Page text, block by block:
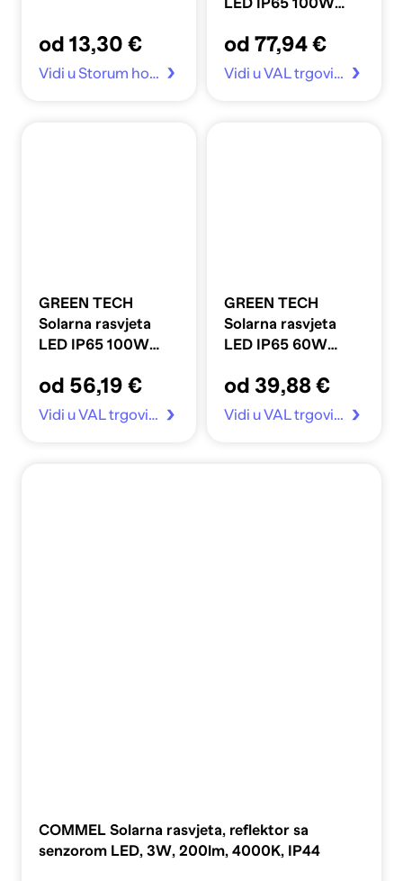
od 13,30 €
Vidi u Storum home
od 77,94 €
Vidi u VAL trgovina
GREEN TECH
Solarna rasvjeta
LED IP65 100W
od 56,19 €
Vidi u VAL trgovina
GREEN TECH
Solarna rasvjeta
LED IP65 60W
od 39,88 €
Vidi u VAL trgovina
COMMEL Solarna rasvjeta, reflektor sa
senzorom LED, 3W, 200lm, 4000K, IP44